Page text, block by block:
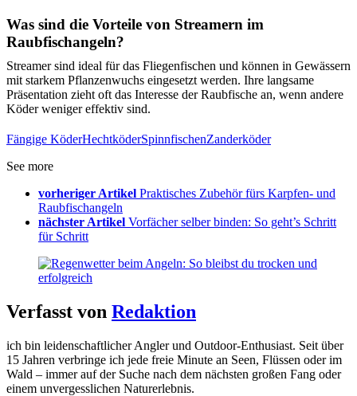
Was sind die Vorteile von Streamern im
Raubfischangeln?
Streamer sind ideal für das Fliegenfischen und können in Gewässern
mit starkem Pflanzenwuchs eingesetzt werden. Ihre langsame
Präsentation zieht oft das Interesse der Raubfische an, wenn andere
Köder weniger effektiv sind.
Fängige KöderHechtköderSpinnfischenZanderköder
See more
vorheriger Artikel Praktisches Zubehör fürs Karpfen- und
Raubfischangeln
nächster Artikel Vorfächer selber binden: So geht’s Schritt
für Schritt
Verfasst von Redaktion
ich bin leidenschaftlicher Angler und Outdoor-Enthusiast. Seit über
15 Jahren verbringe ich jede freie Minute an Seen, Flüssen oder im
Wald – immer auf der Suche nach dem nächsten großen Fang oder
einem unvergesslichen Naturerlebnis.